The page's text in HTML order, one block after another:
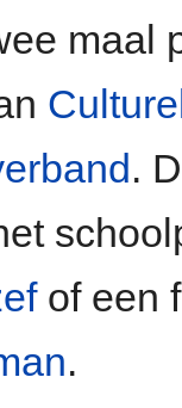
maal
.
of een
.